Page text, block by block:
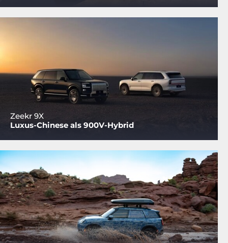
Zeekr 9X
Luxus-Chinese als 900V-Hybrid